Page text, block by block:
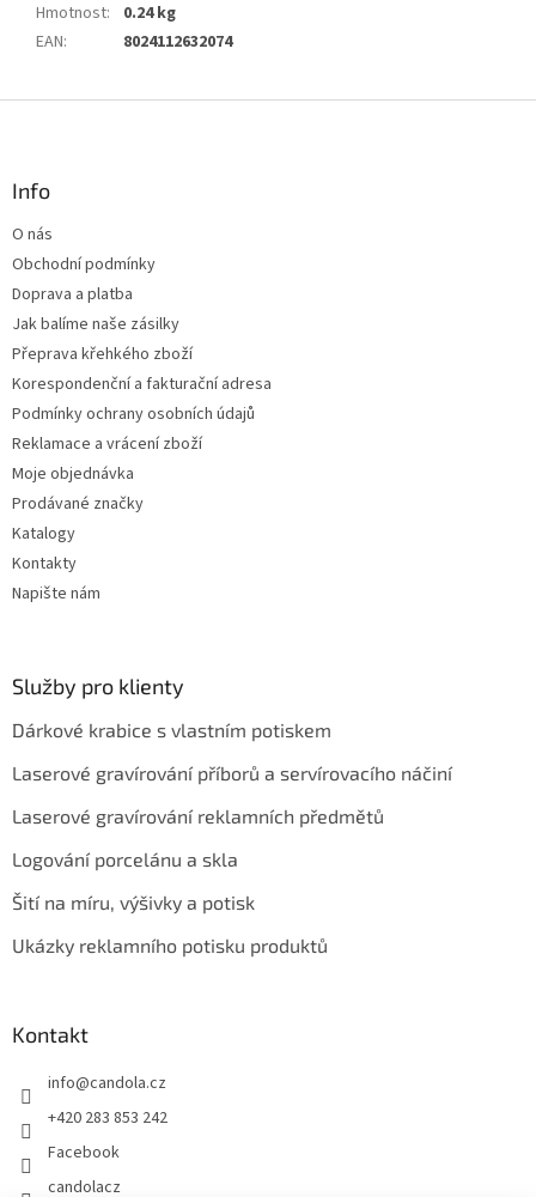
Hmotnost:
0.24 kg
EAN: 8024112632074
Info
O nás
Obchodní podmínky
Doprava a platba
Jak balíme naše zásilky
Přeprava křehkého zboží
Korespondenční a fakturační adresa
Podmínky ochrany osobních údajů
Reklamace a vrácení zboží
Moje objednávka
Prodávané značky
Katalogy
Kontakty
Napište nám
Služby pro klienty
Dárkové krabice s vlastním potiskem
Laserové gravírování příborů a servírovacího náčiní
Laserové gravírování reklamních předmětů
Logování porcelánu a skla
Šití na míru, výšivky a potisk
Ukázky reklamního potisku produktů
Kontakt
info@candola.cz
+420 283 853 242
Facebook
candolacz